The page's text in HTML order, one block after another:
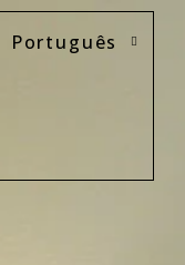
Português